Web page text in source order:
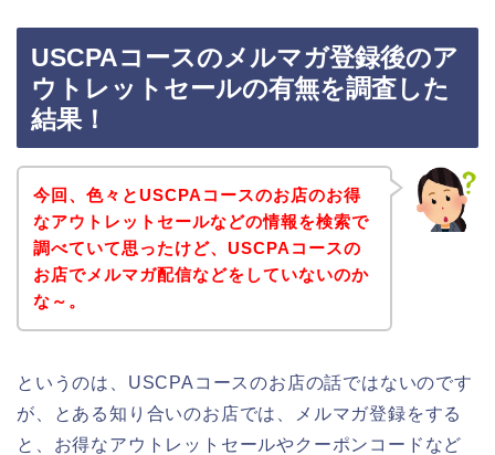
USCPAコースのメルマガ登録後のア
ウトレットセールの有無を調査した
結果！
今回、色々とUSCPAコースのお店のお得
なアウトレットセールなどの情報を検索で
調べていて思ったけど、USCPAコースの
お店でメルマガ配信などをしていないのか
な～。
というのは、USCPAコースのお店の話ではないのです
が、とある知り合いのお店では、メルマガ登録をする
と、お得なアウトレットセールやクーポンコードなど